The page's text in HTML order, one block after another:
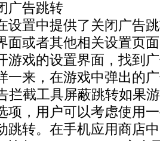
广告跳转
设置中提供了关闭广告
面或者其他相关设置页
游戏的设置界面，找到
一来，在游戏中弹出的
拦截工具屏蔽跳转如果
项，用户可以考虑使用
跳转。在手机应用商店